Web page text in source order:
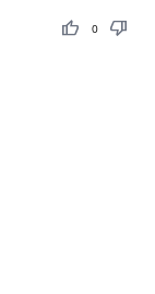
thumb_up thumb_down
0